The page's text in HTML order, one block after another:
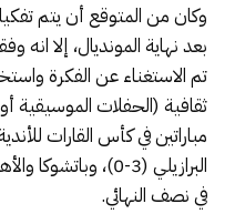
وكان من المتوقع أن يتم
بعد نهاية المونديال، إلا
تم الاستغناء عن الفكرة
ثقافية (الحفلات الموسيقية
مباراتين في كأس القارات
في نصف النهائي.